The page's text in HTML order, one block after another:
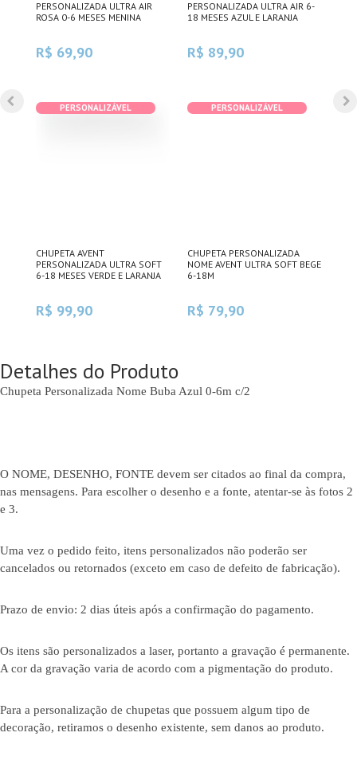
PERSONALIZADA ULTRA AIR
ROSA 0-6 MESES MENINA
R$ 69,90
PERSONALIZÁVEL
CHUPETA AVENT
PERSONALIZADA ULTRA SOFT
6-18 MESES VERDE E LARANJA
R$ 99,90
PERSONALIZADA ULTRA AIR 6-
18 MESES AZUL E LARANJA
R$ 89,90
PERSONALIZÁVEL
CHUPETA PERSONALIZADA
NOME AVENT ULTRA SOFT BEGE
6-18M
R$ 79,90
Detalhes do Produto
Chupeta Personalizada Nome Buba Azul 0-6m c/2
O NOME, DESENHO, FONTE devem ser citados ao final da compra,
nas mensagens. Para escolher o desenho e a fonte, atentar-se às fotos 2
e 3.
Uma vez o pedido feito, itens personalizados não poderão ser
cancelados ou retornados (exceto em caso de defeito de fabricação).
Prazo de envio: 2 dias úteis após a confirmação do pagamento.
Os itens são personalizados a laser, portanto a gravação é permanente.
A cor da gravação varia de acordo com a pigmentação do produto.
Para a personalização de chupetas que possuem algum tipo de
decoração, retiramos o desenho existente, sem danos ao produto.